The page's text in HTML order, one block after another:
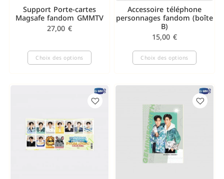
Support Porte-cartes
Magsafe fandom GMMTV
27,00 €
Choix des options
Accessoire téléphone
personnages fandom (boîte
B)
15,00 €
Choix des options